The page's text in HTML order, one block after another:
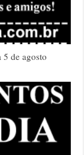
5 de agosto